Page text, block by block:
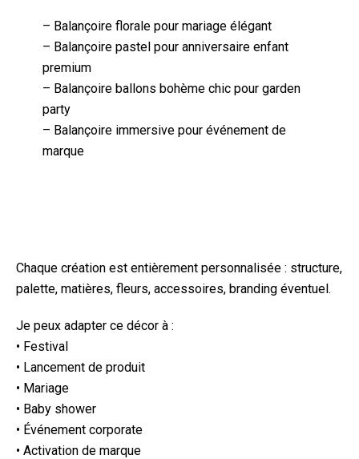
– Balançoire florale pour mariage élégant
– Balançoire pastel pour anniversaire enfant
premium
– Balançoire ballons bohème chic pour garden
party
– Balançoire immersive pour événement de
marque
Chaque création est entièrement personnalisée : structure,
palette, matières, fleurs, accessoires, branding éventuel.
Je peux adapter ce décor à :
• Festival
• Lancement de produit
• Mariage
• Baby shower
• Événement corporate
• Activation de marque